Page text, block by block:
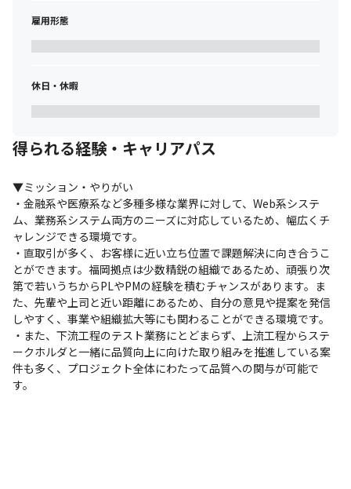
▼評価制度
当社では
・コンピテンシー評価
以上の両面から考課をおこなっています。
特にテスト技術・コンサルティング技術など実務パフォーマンス
す。
でマネージャーへ昇格したケースもあります。
雇用形態
休日・休暇
得られる経験・キャリアパス
▼ミッション・やりがい
・金融系や医療系など多種多様な業界に対して、Web系システ
ム、業務系システム両方のニーズに対応しているため、幅広くチ
ャレンジできる環境です。
・直取引が多く、お客様に近い立ち位置で課題解決に向き合うこ
とができます。福岡拠点は少数精鋭の組織であるため、頑張り次
第で若いうちからPLやPMの経験を積むチャンスがあります。ま
た、先輩や上司と近い距離にあるため、自分の意見や提案を発信
しやすく、事業や組織拡大等にも関わることができる環境です。
・また、下流工程のテスト業務にとどまらず、上流工程からステ
ークホルダと一緒に品質向上に向けた取り組みを推進している案
件も多く、プロジェクト全体にわたって品質への関与が可能で
す。